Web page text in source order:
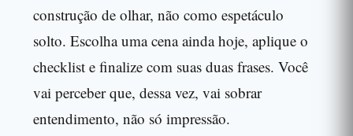
construção de olhar, não como espetáculo
solto. Escolha uma cena ainda hoje, aplique o
checklist e finalize com suas duas frases. Você
vai perceber que, dessa vez, vai sobrar
entendimento, não só impressão.